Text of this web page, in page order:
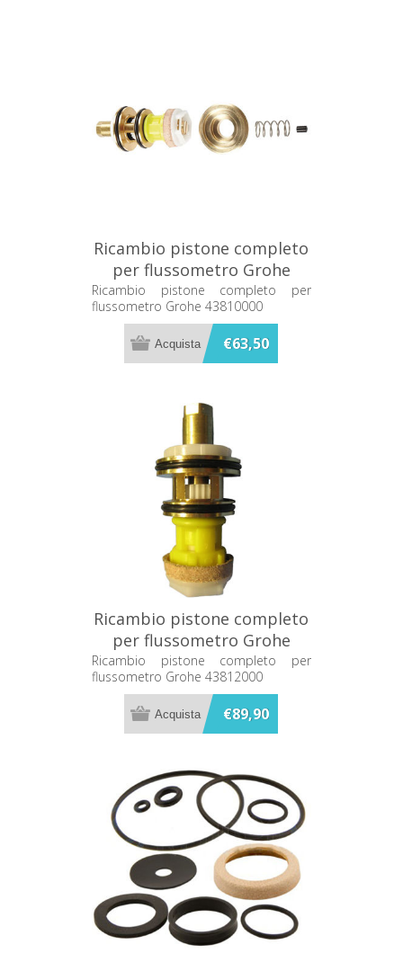
Ricambio pistone completo
per flussometro Grohe
43810000
Ricambio pistone completo per
flussometro Grohe 43810000
€63,50
Ricambio pistone completo
per flussometro Grohe
43812000
Ricambio pistone completo per
flussometro Grohe 43812000
€89,90